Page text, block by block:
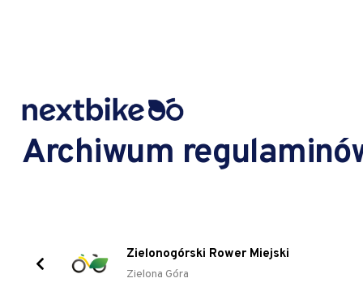
Archiwum
Zielonogórski Rower Miejski
Zielona Góra